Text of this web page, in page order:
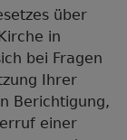
über
in
bei Fragen
Ihrer
Berichtigung,
einer